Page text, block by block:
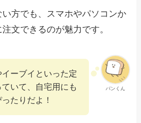
方でも、スマホやパソコンか
文できるのが魅力です。
パンくん
ーブイといった定
いて、自宅用にも
たりだよ！